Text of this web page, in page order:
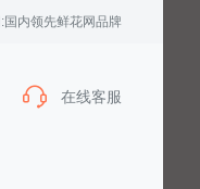
国内领先鲜花网品牌
在线客服